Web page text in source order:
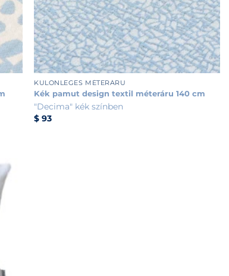
+
KÜLÖNLEGES MÉTERÁRU
Kék pamut design textil méteráru 140 cm
"Decima" kék színben
$ 93